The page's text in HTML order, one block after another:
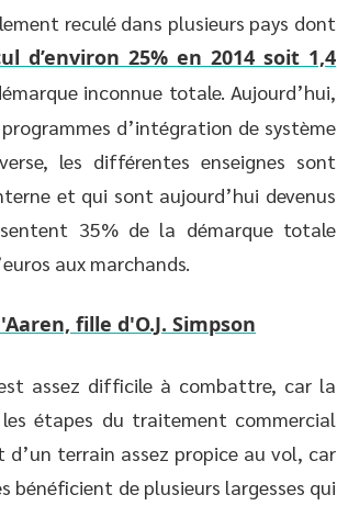
reculé dans plusieurs pays dont
d’environ 25% en 2014 soit 1,4
inconnue totale. Aujourd’hui,
d’intégration de système
les différentes enseignes sont
et qui sont aujourd’hui devenus
35% de la démarque totale
aux marchands.
fille d'O.J. Simpson
assez difficile à combattre, car la
étapes du traitement commercial
terrain assez propice au vol, car
bénéficient de plusieurs largesses qui